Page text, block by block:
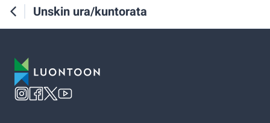
Unskin ura/kuntorata